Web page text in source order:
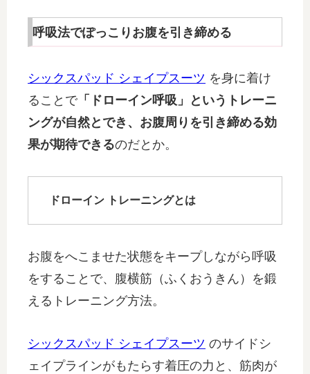
呼吸法でぽっこりお腹を引き締める
シックスパッド シェイプスーツ を身に着け
ることで「ドローイン呼吸」というトレーニ
ングが自然とでき、お腹周りを引き締める効
果が期待できるのだとか。
ドローイン トレーニングとは
お腹をへこませた状態をキープしながら呼吸
をすることで、腹横筋（ふくおうきん）を鍛
えるトレーニング方法。
シックスパッド シェイプスーツ のサイドシ
ェイプラインがもたらす着圧の力と、筋肉が